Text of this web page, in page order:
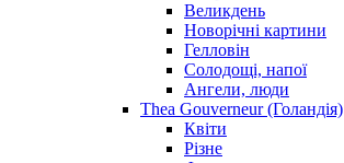
Великдень
Новорічні картини
Гелловін
Солодощі, напої
Ангели, люди
Thea Gouverneur (Голандія)
Квіти
Різне